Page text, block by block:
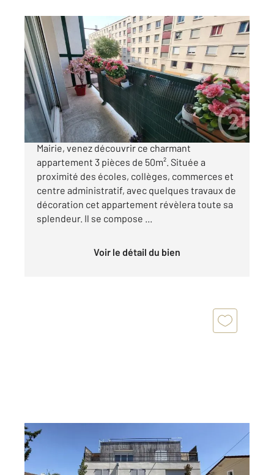
LIVRY GARGAN 93
50,55 m2
, 3 pièces
Ref : 22045
Appartement F3 à vendre
135 000 €
LIVRY-GARGAN, centre ville, quartier de la
Mairie, venez découvrir ce charmant
appartement 3 pièces de 50m². Située a
proximité des écoles, collèges, commerces et
centre administratif, avec quelques travaux de
décoration cet appartement révèlera toute sa
splendeur. Il se compose ...
Voir le détail du bien
LIVRY GARGAN 93
, 4 pièces
Ref : 21994